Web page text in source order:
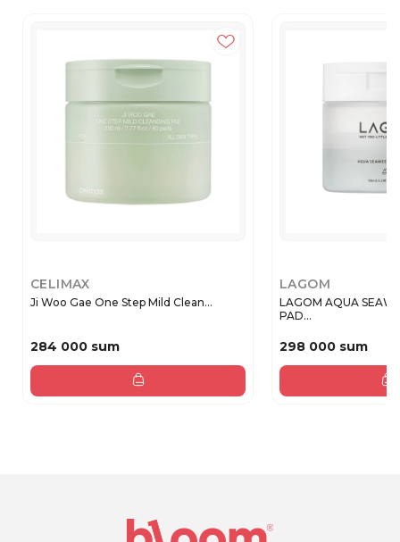
CELIMAX
Ji Woo Gae One Step Mild Clean...
284 000 sum
LAGOM
LAGOM AQUA
PAD...
298 000 sum